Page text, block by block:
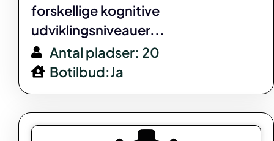
forskellige kognitive
udviklingsniveauer...
Antal pladser: 20
Botilbud:Ja